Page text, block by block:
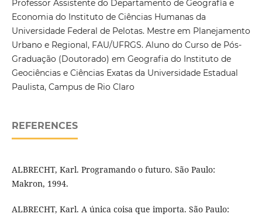
Professor Assistente do Departamento de Geografìa e
Economia do Instituto de Ciências Humanas da
Universidade Federal de Pelotas. Mestre em Planejamento
Urbano e Regional, FAU/UFRGS. Aluno do Curso de Pós-
Graduação (Doutorado) em Geografia do Instituto de
Geociências e Ciências Exatas da Universidade Estadual
Paulista, Campus de Rio Claro
REFERENCES
ALBRECHT, Karl. Programando o futuro. São Paulo:
Makron, 1994.
ALBRECHT, Karl. A única coisa que importa. São Paulo: